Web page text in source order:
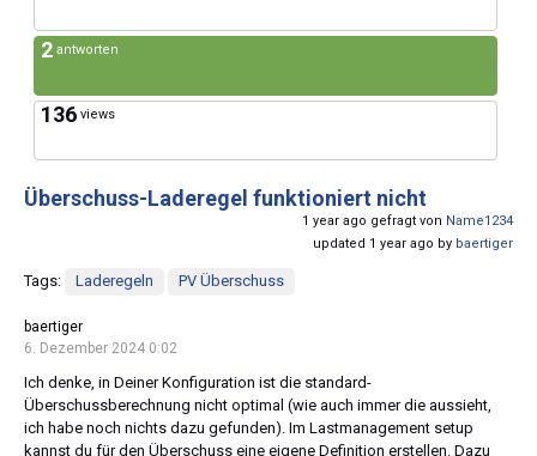
2 antworten
136 views
Überschuss-Laderegel funktioniert nicht
1 year ago gefragt von Name1234
updated 1 year ago by baertiger
Tags: Laderegeln PV Überschuss
baertiger
6. Dezember 2024 0:02
Ich denke, in Deiner Konfiguration ist die standard-
Überschussberechnung nicht optimal (wie auch immer die aussieht,
ich habe noch nichts dazu gefunden). Im Lastmanagement setup
kannst du für den Überschuss eine eigene Definition erstellen. Dazu